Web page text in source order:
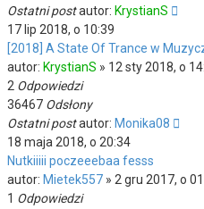
Ostatni postautor: KrystianS
17 lip 2018, o 10:39
[2018] A State Of Trance w
autor: KrystianS » 12 sty 2018, o
2 Odpowiedzi
36467 Odsłony
Ostatni postautor: Monika08
18 maja 2018, o 20:34
Nutkiiiii poczeeebaa fesss
autor: Mietek557 » 2 gru 2017, o
1 Odpowiedzi